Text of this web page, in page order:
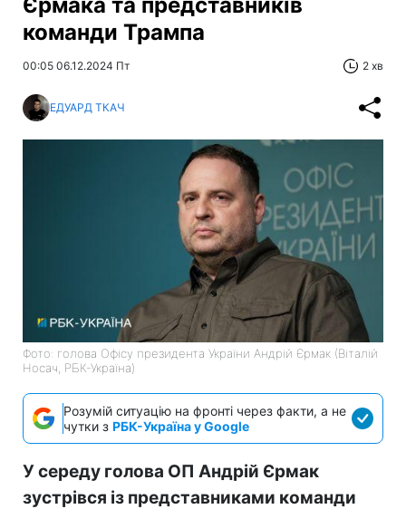
команди Трампа
00:05 06.12.2024 Пт 2 хв
ЕДУАРД ТКАЧ
Фото: голова Офісу президента України Андрій Єрмак (Віталій
Носач, РБК-Україна)
Розумій ситуацію на фронті через факти, а не
чутки з РБК-Україна у Google
У середу голова ОП Андрій Єрмак
зустрівся із представниками команди